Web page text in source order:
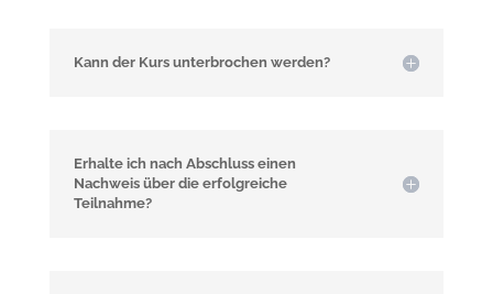
Kann der Kurs unterbrochen werden?
Erhalte ich nach Abschluss einen
Nachweis über die erfolgreiche
Teilnahme?